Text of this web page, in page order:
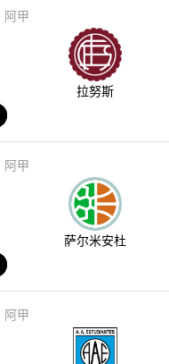
阿甲
拉努斯
阿甲
萨尔米安杜
阿甲